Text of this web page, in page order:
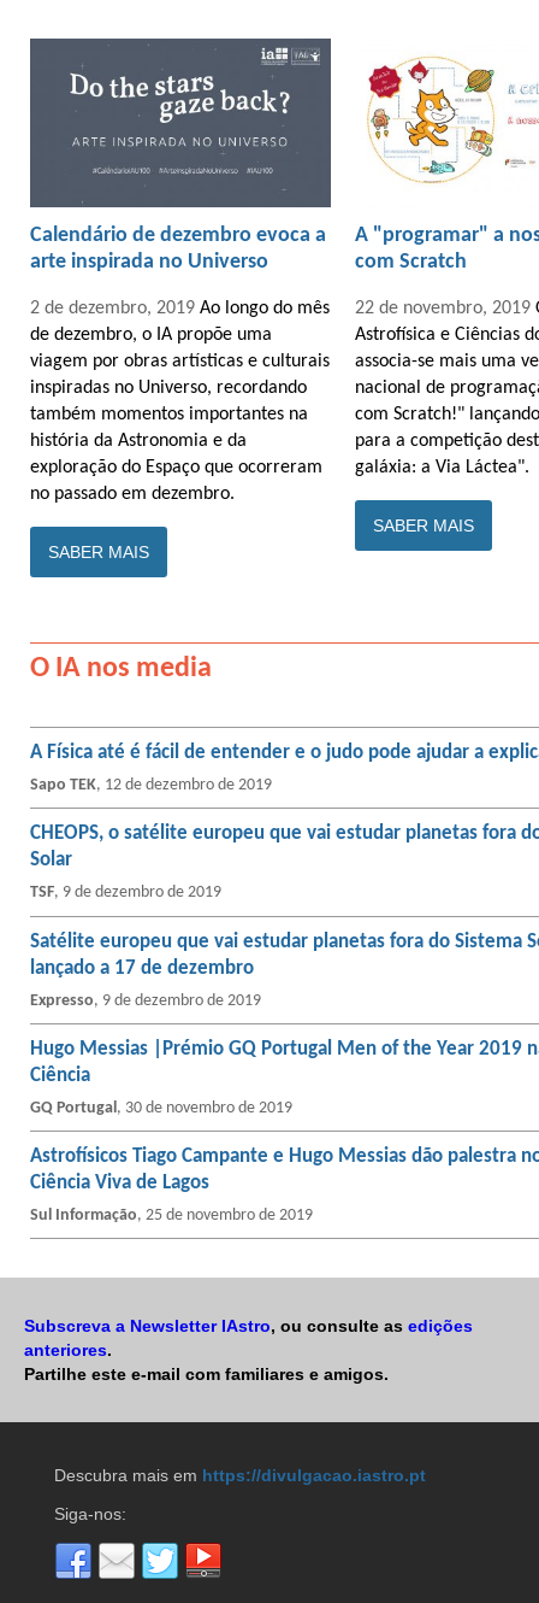
Calendário de dezembro evoca a
arte inspirada no Universo
2 de dezembro, 2019 Ao longo do mês
de dezembro, o IA propõe uma
viagem por obras artísticas e culturais
inspiradas no Universo, recordando
também momentos importantes na
história da Astronomia e da
exploração do Espaço que ocorreram
no passado em dezembro.
SABER MAIS
A "programar" a
com Scratch
22 de novembro, 2019
Astrofísica e Ciências
associa-se mais uma
nacional de
com Scratch!"
para a competição
galáxia: a Via Láctea".
SABER MAIS
O IA nos media
A Física até é fácil de entender e o judo pode ajudar a
Sapo TEK, 12 de dezembro de 2019
CHEOPS, o satélite europeu que vai estudar planetas fora
Solar
TSF, 9 de dezembro de 2019
Satélite europeu que vai estudar planetas fora do Sistema
lançado a 17 de dezembro
Expresso, 9 de dezembro de 2019
Hugo Messias |Prémio GQ Portugal Men of the Year 2019
Ciência
GQ Portugal , 30 de novembro de 2019
Astrofísicos Tiago Campante e Hugo Messias dão palestra
Ciência Viva de Lagos
Sul Informação, 25 de novembro de 2019
Subscreva a Newsletter IAstro, ou consulte as edições
anteriores.
Partilhe este e-mail com familiares e amigos.
Descubra mais em https://divulgacao.iastro.pt
Siga-nos: